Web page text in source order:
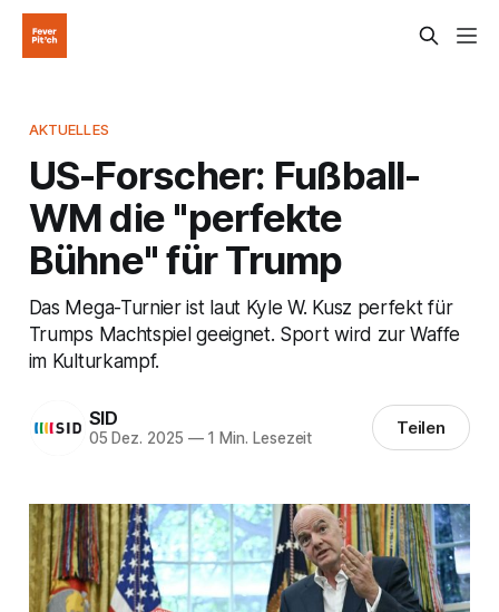
AKTUELLES
US-Forscher: Fußball-
WM die "perfekte
Bühne" für Trump
Das Mega-Turnier ist laut Kyle W. Kusz perfekt für
Trumps Machtspiel geeignet. Sport wird zur Waffe
im Kulturkampf.
SID
05 Dez. 2025 —1 Min. Lesezeit Teilen